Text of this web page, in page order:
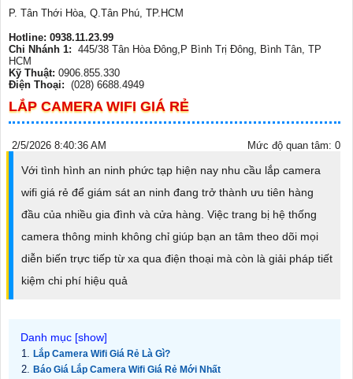
P. Tân Thới Hòa, Q.Tân Phú, TP.HCM
Hotline: 0938.11.23.99
Chi Nhánh 1: 445/38 Tân Hòa Đông,P Bình Trị Đông, Bình Tân, TP
HCM
Kỹ Thuật: 0906.855.330
Điện Thoại: (028) 6688.4949
LẮP CAMERA WIFI GIÁ RẺ
2/5/2026 8:40:36 AM Mức độ quan tâm: 0
Với tình hình an ninh phức tạp hiện nay nhu cầu lắp camera
wifi giá rẻ để giám sát an ninh đang trở thành ưu tiên hàng
đầu của nhiều gia đình và cửa hàng. Việc trang bị hệ thống
camera thông minh không chỉ giúp bạn an tâm theo dõi mọi
diễn biến trực tiếp từ xa qua điện thoại mà còn là giải pháp tiết
kiệm chi phí hiệu quả
Lắp Camera Wifi Giá Rẻ Là Gì?
Báo Giá Lắp Camera Wifi Giá Rẻ Mới Nhất